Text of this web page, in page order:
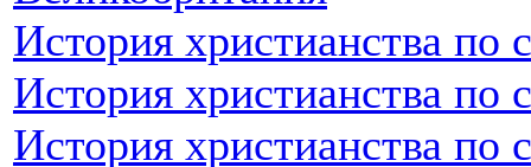
История христианства по
История христианства по
История христианства по